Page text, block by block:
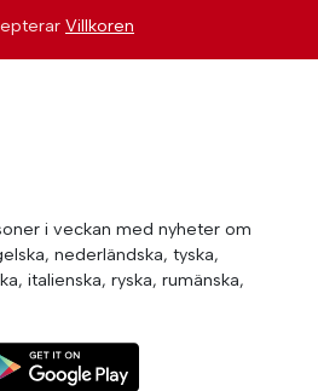
Villkoren
i veckan med nyheter om
nederländska, tyska,
italienska, ryska, rumänska,